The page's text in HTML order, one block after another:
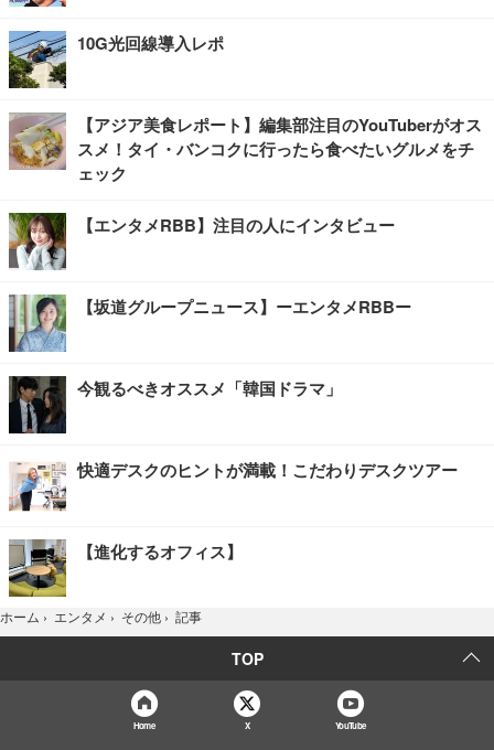
10G光回線導入レポ
【アジア美食レポート】編集部注目のYouTuberがオス
スメ！タイ・バンコクに行ったら食べたいグルメをチ
ェック
【エンタメRBB】注目の人にインタビュー
【坂道グループニュース】ーエンタメRBBー
今観るべきオススメ「韓国ドラマ」
快適デスクのヒントが満載！こだわりデスクツアー
【進化するオフィス】
ホーム › エンタメ › その他 › 記事
TOP
Home X YouTube